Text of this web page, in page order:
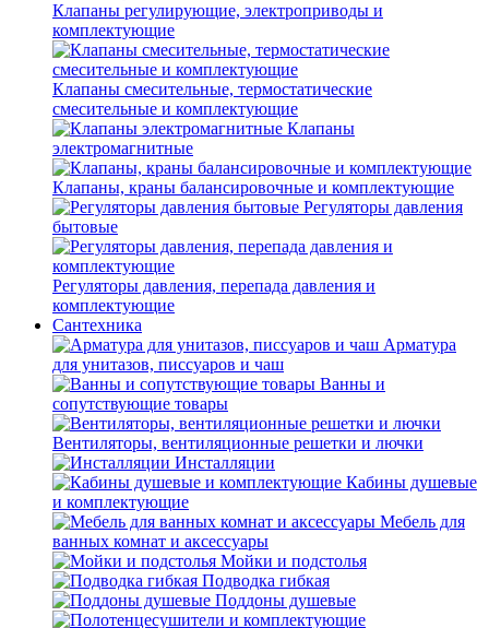
Клапаны регулирующие, электроприводы и
комплектующие
Клапаны смесительные, термостатические
смесительные и комплектующие
Клапаны
электромагнитные
Клапаны, краны балансировочные и комплектующие
Регуляторы давления
бытовые
Регуляторы давления, перепада давления и
комплектующие
Сантехника
Арматура
для унитазов, писсуаров и чаш
Ванны и
сопутствующие товары
Вентиляторы, вентиляционные решетки и лючки
Инсталляции
Кабины душевые
и комплектующие
Мебель для
ванных комнат и аксессуары
Мойки и подстолья
Подводка гибкая
Поддоны душевые